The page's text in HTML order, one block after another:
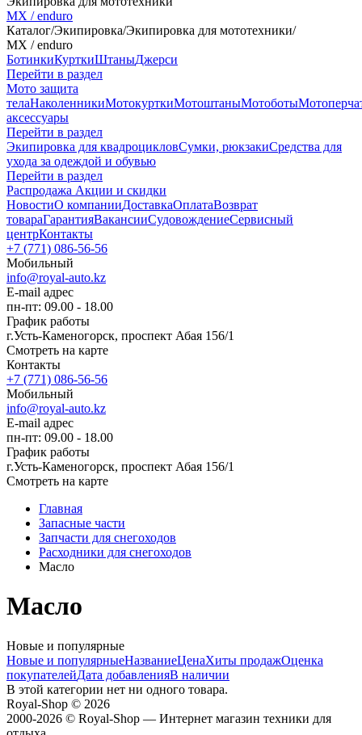
MX / enduro
Каталог/Экипировка/Экипировка для мототехники/
MX / enduro
БотинкиКурткиШтаныДжерси
Перейти в раздел
Мото защита
телаНаколенникиМотокурткиМотоштаныМотоботы
аксессуары
Перейти в раздел
Экипировка для квадроцикловСумки, рюкзакиСредства для
ухода за одеждой и обувью
Перейти в раздел
Распродажа Акции и скидки
НовостиО компанииДоставкаОплатаВозврат
товараГарантияВакансииСудовождениеСервисный
центрКонтакты
+7 (771) 086-56-56
Мобильный
info@royal-auto.kz
E-mail адрес
пн-пт: 09.00 - 18.00
График работы
г.Усть-Каменогорск, проспект Абая 156/1
Смотреть на карте
Контакты
+7 (771) 086-56-56
Мобильный
info@royal-auto.kz
E-mail адрес
пн-пт: 09.00 - 18.00
График работы
г.Усть-Каменогорск, проспект Абая 156/1
Смотреть на карте
Главная
Запасные части
Запчасти для снегоходов
Расходники для снегоходов
Масло
Масло
Новые и популярные
Новые и популярныеНазваниеЦенаХиты продажОценка
покупателейДата добавленияВ наличии
В этой категории нет ни одного товара.
Royal-Shop © 2026
2000-2026 © Royal-Shop — Интернет магазин техники для